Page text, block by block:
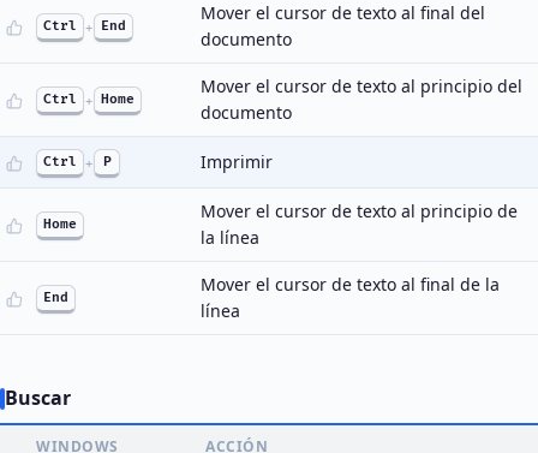
Ctrl + End
Mover el cursor de texto al final del
documento
Ctrl + Home
Mover el cursor de texto al principio del
documento
Ctrl + P Imprimir
Home
Mover el cursor de texto al principio de
la línea
End
Mover el cursor de texto al final de la
línea
Buscar
WINDOWS ACCIÓN